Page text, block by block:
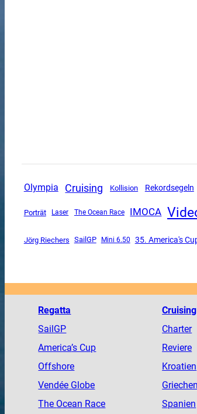
Olympia Cruising Kollision Rekordsegeln
Porträt Laser The Ocean Race IMOCA
Jörg Riechers SailGP Mini 6.50 35. America's
Regatta
SailGP
America’s Cup
Offshore
Vendée Globe
The Ocean Race
Cruising
Charter
Reviere
Kroatien
Spanien